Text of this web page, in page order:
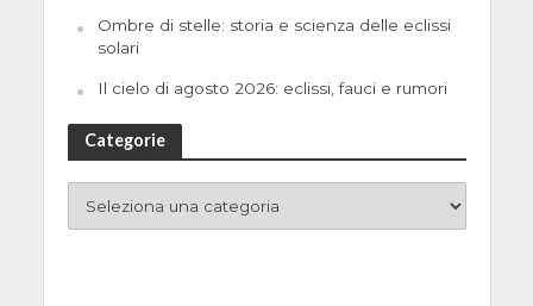
Ombre di stelle: storia e scienza delle eclissi
solari
Il cielo di agosto 2026: eclissi, fauci e rumori
Categorie